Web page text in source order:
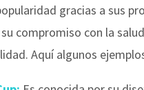
gracias a sus
compromiso con la
Aquí algunos